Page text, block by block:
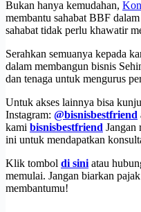
Bukan hanya kemudahan,
membantu sahabat BBF
sahabat tidak perlu khawatir
Serahkan semuanya kepada
dalam membangun bisnis
dan tenaga untuk mengurus
Untuk akses lainnya bisa
Instagram: @bisnisbestfriend
kami bisnisbestfriend Jangan
ini untuk mendapatkan
Klik tombol di sini atau
memulai. Jangan biarkan
membantumu!